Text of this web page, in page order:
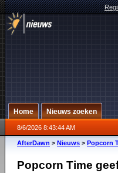
Home Nieuws zoeken
8/6/2026 8:43:44 AM
AfterDawn > Nieuws > Popcorn
Popcorn Time